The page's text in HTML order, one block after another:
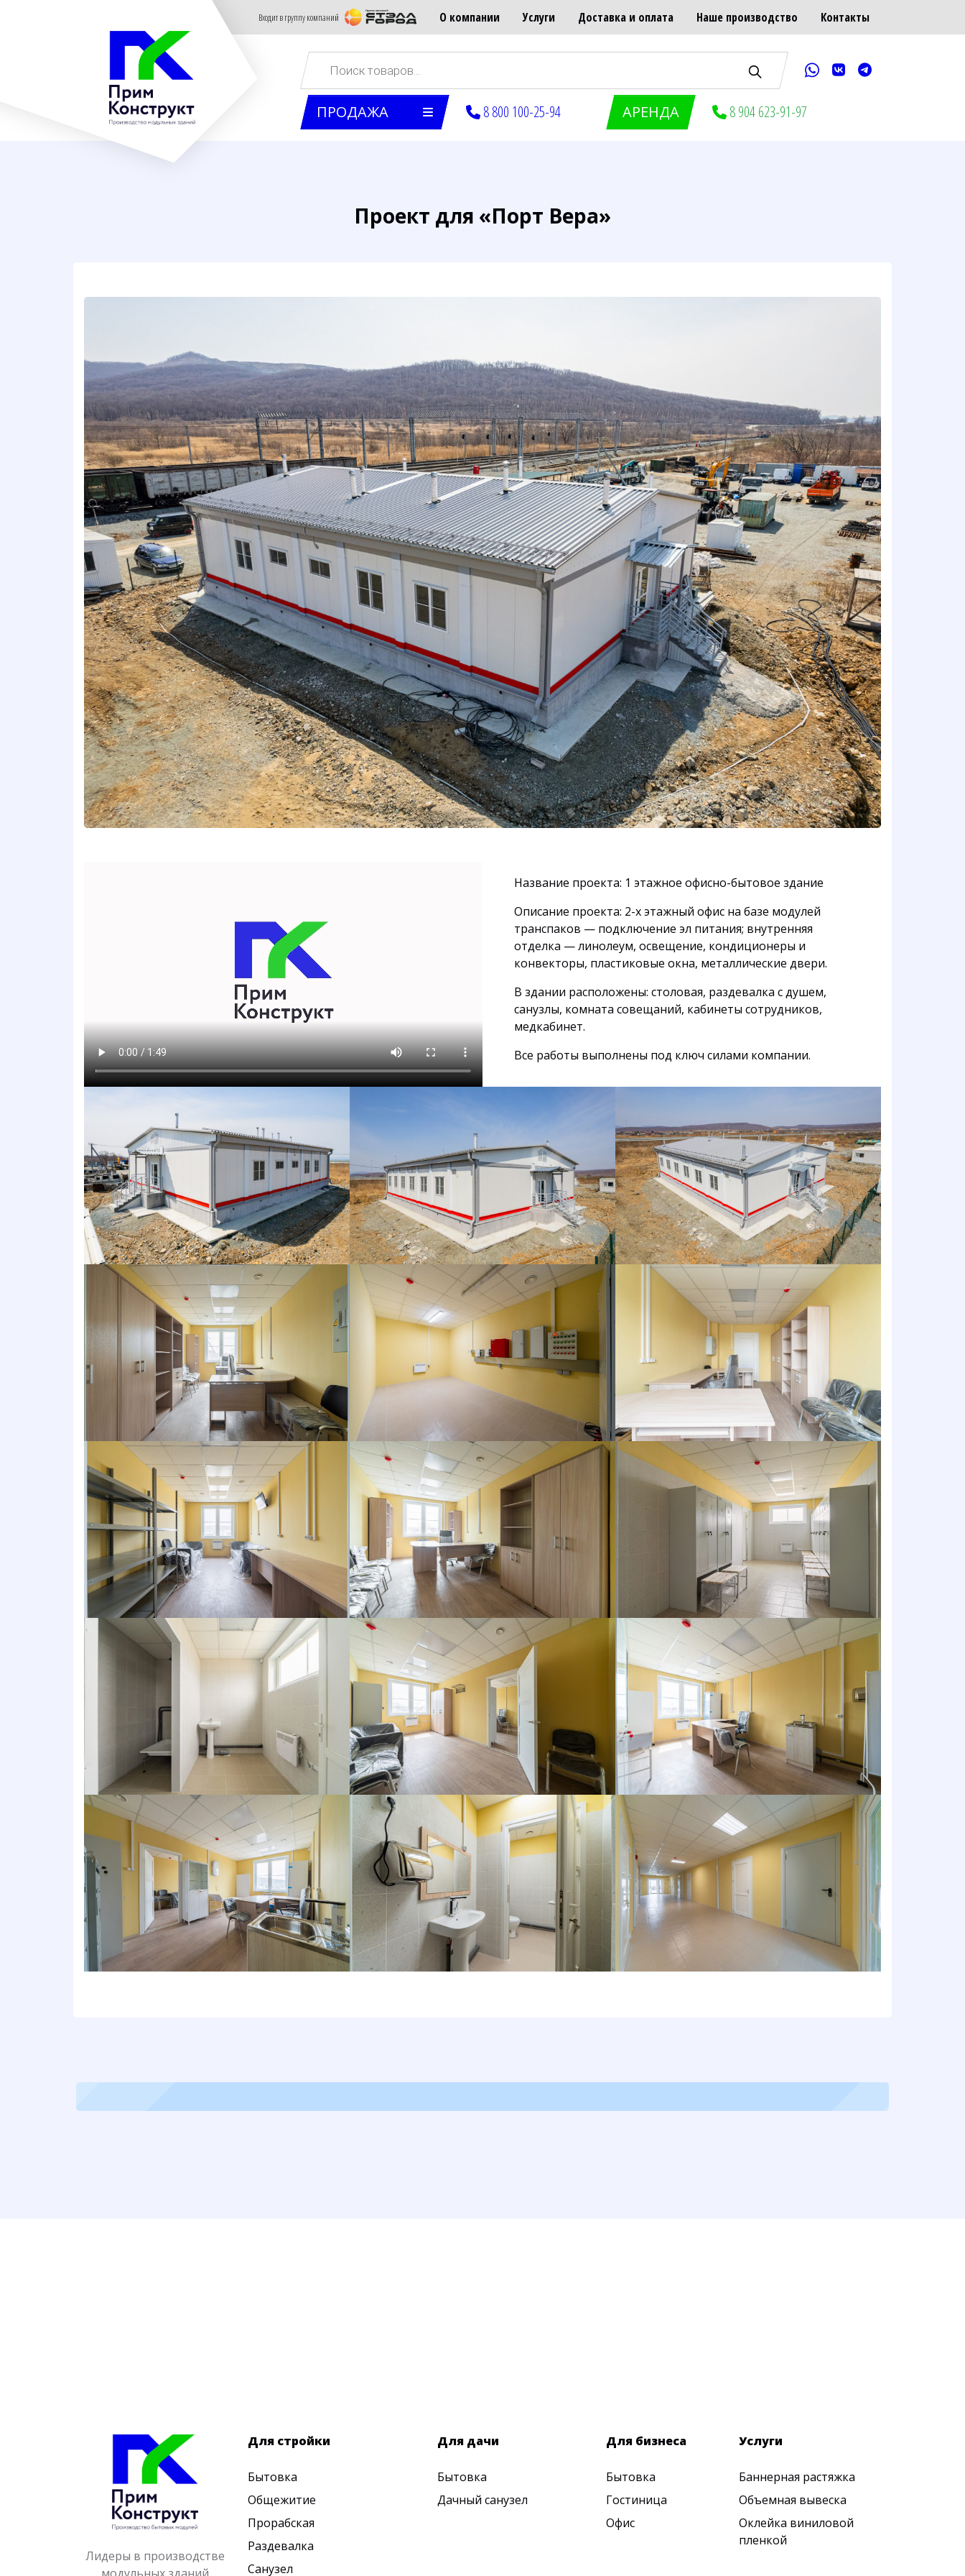
О компании Услуги Доставка и оплата Наше производство Контакты
Входит в группу компаний
Поиск
товаров
ПРОДАЖА 8 800 100-25-94 АРЕНДА 8 904 623-91-97
Проект для «Порт Вера»
Название проекта: 1 этажное офисно-бытовое здание
Описание проекта: 2-х этажный офис на базе модулей
транспаков — подключение эл питания; внутренняя
отделка — линолеум, освещение, кондиционеры и
конвекторы, пластиковые окна, металлические двери.
В здании расположены: столовая, раздевалка с душем,
санузлы, комната совещаний, кабинеты сотрудников,
медкабинет.
Все работы выполнены под ключ силами компании.
Лидеры в производстве
Для стройки
Бытовка
Общежитие
Прорабская
Раздевалка
Санузел
Для дачи
Бытовка
Дачный санузел
Услуги
Баннерная растяжка
Объемная вывеска
Оклейка виниловой
пленкой
Для бизнеса
Бытовка
Гостиница
Офис